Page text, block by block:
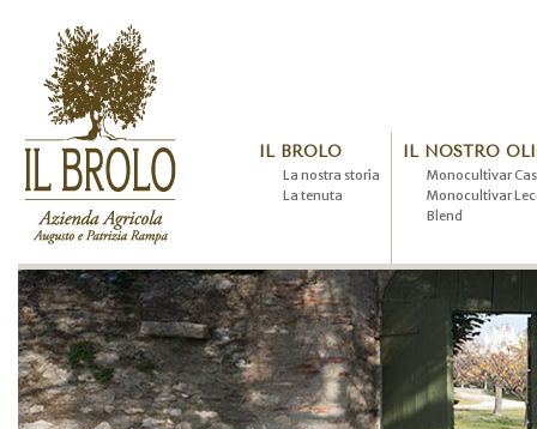
IL BROLO
La nostra storia
La tenuta
IL NOSTRO
Monocultivar
Monocultivar
Blend